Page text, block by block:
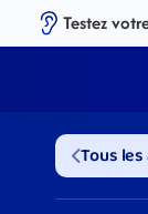
Testez
Tous